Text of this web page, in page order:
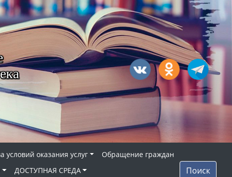
условий оказания услуг
Обращение граждан
ДОСТУПНАЯ СРЕДА
Поиск